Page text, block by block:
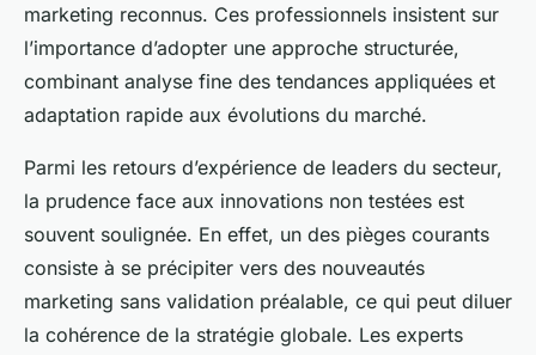
marketing reconnus. Ces professionnels insistent sur
l’importance d’adopter une approche structurée,
combinant analyse fine des tendances appliquées et
adaptation rapide aux évolutions du marché.
Parmi les retours d’expérience de leaders du secteur,
la prudence face aux innovations non testées est
souvent soulignée. En effet, un des pièges courants
consiste à se précipiter vers des nouveautés
marketing sans validation préalable, ce qui peut diluer
la cohérence de la stratégie globale. Les experts